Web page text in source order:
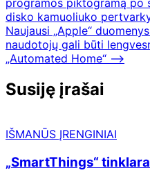
tarp
įrašų
programos piktogramą po
disko kamuoliuko
Naujausi „Apple“
naudotojų gali būti
„Automated Home“ ⟶
Susiję įrašai
IŠMANŪS ĮRENGINIAI
„SmartThings“